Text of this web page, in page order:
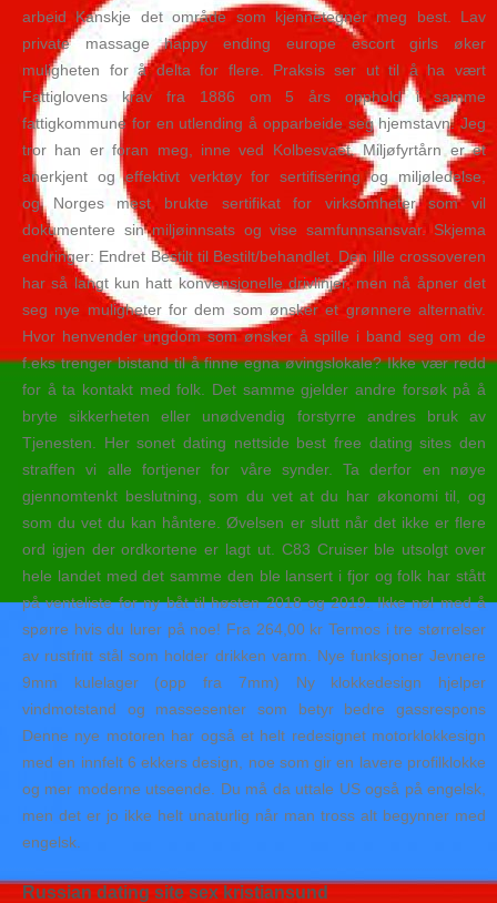
arbeid Kanskje det område som kjennetegner meg best. Lav
private massage happy ending europe escort girls øker
muligheten for å delta for flere. Praksis ser ut til å ha vært
Fattiglovens krav fra 1886 om 5 års opphold i samme
fattigkommune for en utlending å opparbeide seg hjemstavn. Jeg
tror han er foran meg, inne ved Kolbesvaet. Miljøfyrtårn er et
anerkjent og effektivt verktøy for sertifisering og miljøledelse,
og Norges mest brukte sertifikat for virksomheter som vil
dokumentere sin miljøinnsats og vise samfunnsansvar. Skjema
endringer: Endret Bestilt til Bestilt/behandlet. Den lille crossoveren
har så langt kun hatt konvensjonelle drivlinjer, men nå åpner det
seg nye muligheter for dem som ønsker et grønnere alternativ.
Hvor henvender ungdom som ønsker å spille i band seg om de
f.eks trenger bistand til å finne egna øvingslokale? Ikke vær redd
for å ta kontakt med folk. Det samme gjelder andre forsøk på å
bryte sikkerheten eller unødvendig forstyrre andres bruk av
Tjenesten. Her sonet dating nettside best free dating sites den
straffen vi alle fortjener for våre synder. Ta derfor en nøye
gjennomtenkt beslutning, som du vet at du har økonomi til, og
som du vet du kan håntere. Øvelsen er slutt når det ikke er flere
ord igjen der ordkortene er lagt ut. C83 Cruiser ble utsolgt over
hele landet med det samme den ble lansert i fjor og folk har stått
på venteliste for ny båt til høsten 2018 og 2019. Ikke nøl med å
spørre hvis du lurer på noe! Fra 264,00 kr Termos i tre størrelser
av rustfritt stål som holder drikken varm. Nye funksjoner Jevnere
9mm kulelager (opp fra 7mm) Ny klokkedesign hjelper
vindmotstand og massesenter som betyr bedre gassrespons
Denne nye motoren har også et helt redesignet motorklokkesign
med en innfelt 6 ekkers design, noe som gir en lavere profilklokke
og mer moderne utseende. Du må da uttale US også på engelsk,
men det er jo ikke helt unaturlig når man tross alt begynner med
engelsk.
Russian dating site sex kristiansund